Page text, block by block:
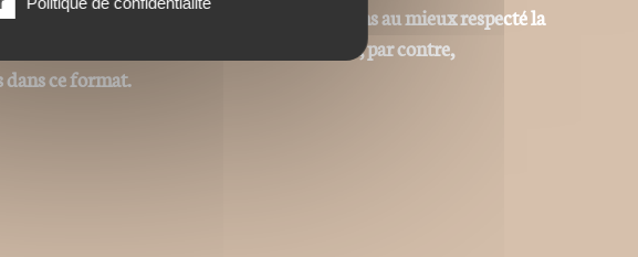
pas strictement identique même si nous avons au mieux respecté la
contenus textes et iconographiques sont, par contre,
ce format.